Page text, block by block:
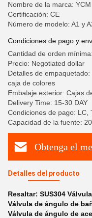
Nombre de la marca: YCM
Certificación: CE
Número de modelo: A1 y
Condiciones de pago y
Cantidad de orden
Precio: Negotiated dollar
Detalles de
caja de colores
Embalaje exterior: Cajas
Delivery Time: 15-30 DAY
Condiciones de pago: LC,
Capacidad de la fuente:
Obtenga el
Detalles del producto
Resaltar: SUS304
Válvula de ángulo de
Válvula de ángulo de